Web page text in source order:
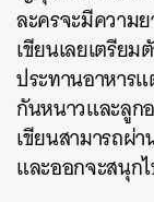
ละครจะมีความ
เขียนเลยเตรีย
ประทานอาหาร
กันหนาวและลูก
เขียนสามารถผ่
และออกจะสนุก